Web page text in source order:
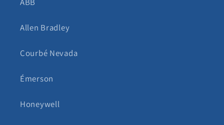
Allen Bradley
Courbé Nevada
Émerson
Honeywell